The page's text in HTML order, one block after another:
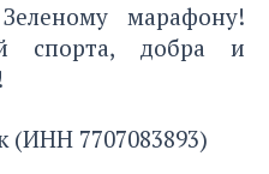
марафону!
спорта, добра и
(ИНН 7707083893)